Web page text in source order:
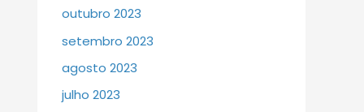
outubro 2023
setembro 2023
agosto 2023
julho 2023